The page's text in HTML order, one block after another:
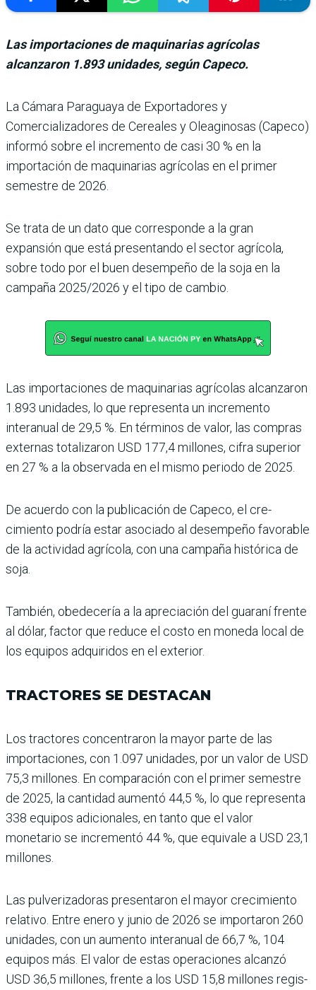
Las importaciones de maquinarias agrícolas
alcanzaron 1.893 unidades, según Capeco.
La Cámara Paraguaya de Exportadores y
Comercializadores de Cereales y Oleaginosas (Capeco)
informó sobre el incremento de casi 30 % en la
importación de maquina­rias agrícolas en el primer
semestre de 2026.
Se trata de un dato que corres­ponde a la gran
expansión que está presentando el sec­tor agrícola,
sobre todo por el buen desempeño de la soja en la
campaña 2025/2026 y el tipo de cambio.
Las importaciones de maquinarias agrícolas alcanzaron
1.893 unidades, lo que representa un incre­mento
interanual de 29,5 %. En términos de valor, las compras
externas tota­lizaron USD 177,4 millo­nes, cifra superior
en 27 % a la observada en el mismo periodo de 2025.
De acuerdo con la publi­cación de Capeco, el cre­
cimiento podría estar asociado al desempeño favo­rable
de la actividad agrí­cola, con una campaña his­tórica de
soja.
También, obedecería a la apre­ciación del guaraní frente
al dólar, factor que reduce el costo en moneda local de
los equipos adquiridos en el exterior.
TRACTORES SE DESTACAN
Los tractores concentraron la mayor parte de las
importacio­nes, con 1.097 unidades, por un valor de USD
75,3 millones. En comparación con el primer semestre
de 2025, la can­tidad aumentó 44,5 %, lo que representa
338 equipos adicionales, en tanto que el valor
monetario se incre­mentó 44 %, que equivale a USD 23,1
millones.
Las pulverizadoras presen­taron el mayor crecimiento
relativo. Entre enero y junio de 2026 se importaron 260
unidades, con un aumento interanual de 66,7 %, 104
equipos más. El valor de estas operaciones alcanzó
USD 36,5 millones, frente a los USD 15,8 millones regis­